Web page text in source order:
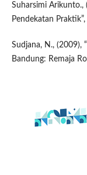
Suharsimi Arikunto.,
Pendekatan
Sudjana, N., (2009),
Bandung: Remaja